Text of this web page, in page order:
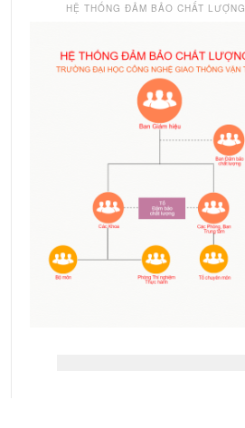
HỆ THỐNG ĐẢM BẢO CHẤT LƯỢNG